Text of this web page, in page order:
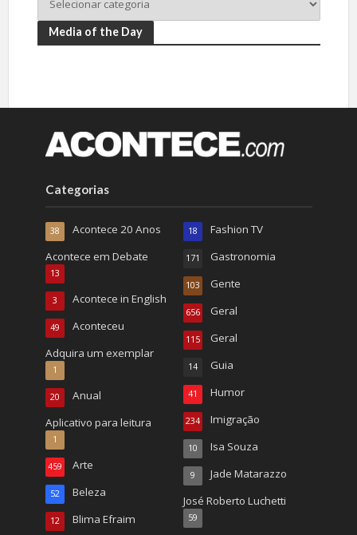
Media of the Day
Categorias
Acontece 20 Anos
38
Acontece em Debate
13
Acontece in English
3
Aconteceu
49
Adquira um exemplar
1
Anual
20
Aplicativo para leitura
1
Arte
459
Beleza
52
Blima Efraim
12
Fashion TV
18
Gastronomia
171
Gente
103
Geral
656
Geral
115
Guia
14
Humor
41
Imigração
234
Isa Souza
10
Jade Matarazzo
9
José Roberto Luchetti
59